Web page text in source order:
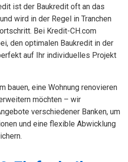
ist der Baukredit oft an das
wird in der Regel in Tranchen
Bei Kredit-CH.com
den optimalen Baukredit in der
auf Ihr individuelles Projekt
bauen, eine Wohnung renovieren
möchten – wir
verschiedener Banken, um
und eine flexible Abwicklung